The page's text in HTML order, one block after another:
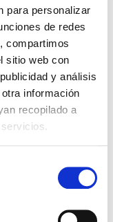
para personalizar
de redes
compartimos
sitio web con
y análisis
información
recopilado a
olvidar que
Local y
a
y
y
una y otra
El Gobierno de
a otras
pública,